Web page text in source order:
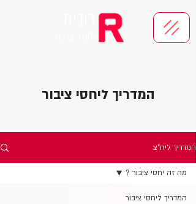
המדריך ליחסי ציבור
המדריך ליח"צ
המדריך ליחסי ציבור
מה זה יחסי ציבור ?